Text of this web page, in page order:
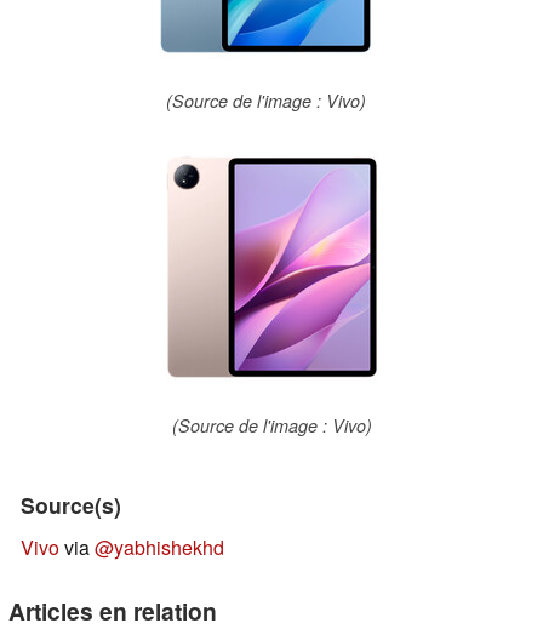
(Source de l'image : Vivo)
(Source de l'image : Vivo)
Source(s)
Vivovia@yabhishekhd
Articles en relation